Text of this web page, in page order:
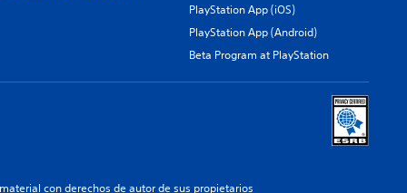
PlayStation App (iOS)
PlayStation App (Android)
Beta Program at PlayStation
con derechos de autor de sus propietarios